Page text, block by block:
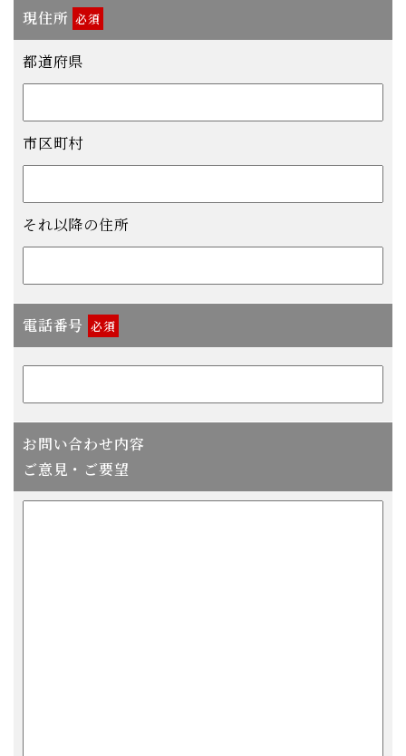
現住所 必須
都道府県
市区町村
それ以降の住所
電話番号 必須
お問い合わせ内容
ご意見・ご要望